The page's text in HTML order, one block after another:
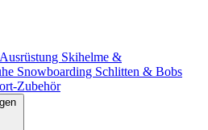
Skihelme &
Snowboarding Schlitten & Bobs
Zubehör